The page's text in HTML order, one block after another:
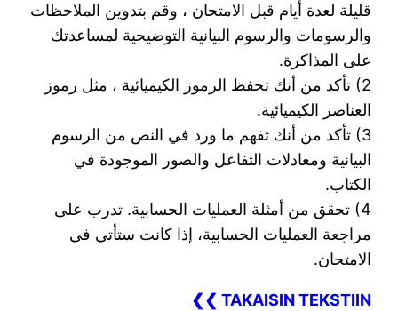
قليلة لعدة أيام قبل الامتحان ، وقم بتدوين الملاحظات
والرسومات والرسوم البيانية التوضيحية لمساعدتك
على المذاكرة.
2) تأكد من أنك تحفظ الرموز الكيميائية ، مثل رموز
العناصر الكيميائية.
3) تأكد من أنك تفهم ما ورد في النص من الرسوم
البيانية ومعادلات التفاعل والصور الموجودة في
الكتاب.
4) تحقق من أمثلة العمليات الحسابية. تدرب على
مراجعة العمليات الحسابية، إذا كانت ستأتي في
الامتحان.
❮❮ TAKAISIN TEKSTIIN